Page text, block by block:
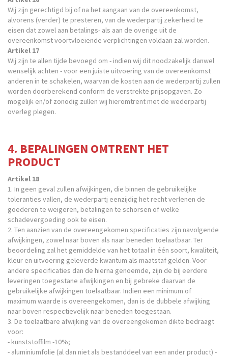
Wij zijn gerechtigd bij of na het aangaan van de overeenkomst,
alvorens (verder) te presteren, van de wederpartij zekerheid te
eisen dat zowel aan betalings- als aan de overige uit de
overeenkomst voortvloeiende verplichtingen voldaan zal worden.
Artikel 17
Wij zijn te allen tijde bevoegd om - indien wij dit noodzakelijk danwel
wenselijk achten - voor een juiste uitvoering van de overeenkomst
anderen in te schakelen, waarvan de kosten aan de wederpartij zullen
worden doorberekend conform de verstrekte prijsopgaven. Zo
mogelijk en/of zonodig zullen wij hieromtrent met de wederpartij
overleg plegen.
4. BEPALINGEN OMTRENT HET
PRODUCT
Artikel 18
1. In geen geval zullen afwijkingen, die binnen de gebruikelijke
toleranties vallen, de wederpartj eenzijdig het recht verlenen de
goederen te weigeren, betalingen te schorsen of welke
schadevergoeding ook te eisen.
2. Ten aanzien van de overeengekomen specificaties zijn navolgende
afwijkingen, zowel naar boven als naar beneden toelaatbaar. Ter
beoordeling zal het gemiddelde van het totaal in één soort, kwaliteit,
kleur en uitvoering geleverde kwantum als maatstaf gelden. Voor
andere specificaties dan de hierna genoemde, zijn de bij eerdere
leveringen toegestane afwijkingen en bij gebreke daarvan de
gebruikelijke afwijkingen toelaatbaar. Indien een minimum of
maximum waarde is overeengekomen, dan is de dubbele afwijking
naar boven respectievelijk naar beneden toegestaan.
3. De toelaatbare afwijking van de overeengekomen dikte bedraagt
voor:
- kunststoffilm -10%;
- aluminiumfolie (al dan niet als bestanddeel van een ander product) -